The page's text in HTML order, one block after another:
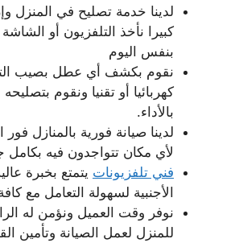
لدينا خدمة تصليح في المنزل
كبيرا نأخذ التلفزيون أو الشاشة
بنفس اليوم
نقوم بكشف أي عطل بصيب
كهربائيا أو تقنيا ونقوم
بالأداء.
لدينا صيانة فورية بالمنازل فور
لأي مكان تتواجدون فيه بكامل
فني تلفزيونات يتمتع بخبرة
الأجنبية لسهولة التعامل مع
نوفر وقت العميل ونؤمن له
للمنزل لعمل الصيانة وتأمين